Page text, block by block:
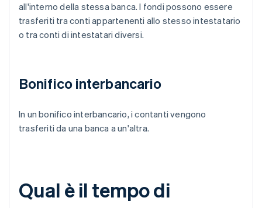
all'interno della stessa banca. I fondi possono essere
trasferiti tra conti appartenenti allo stesso intestatario
o tra conti di intestatari diversi.
Bonifico interbancario
In un bonifico interbancario, i contanti vengono
trasferiti da una banca a un'altra.
Qual è il tempo di